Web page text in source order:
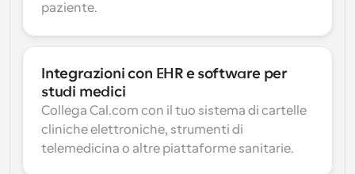
paziente.
Integrazioni con EHR e software per
studi medici
Collega Cal.com con il tuo sistema di cartelle
cliniche elettroniche, strumenti di
telemedicina o altre piattaforme sanitarie.